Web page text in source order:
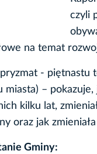
czyli
na temat
pryzmat -
miasta) –
kilku lat,
oraz jak
Gminy: